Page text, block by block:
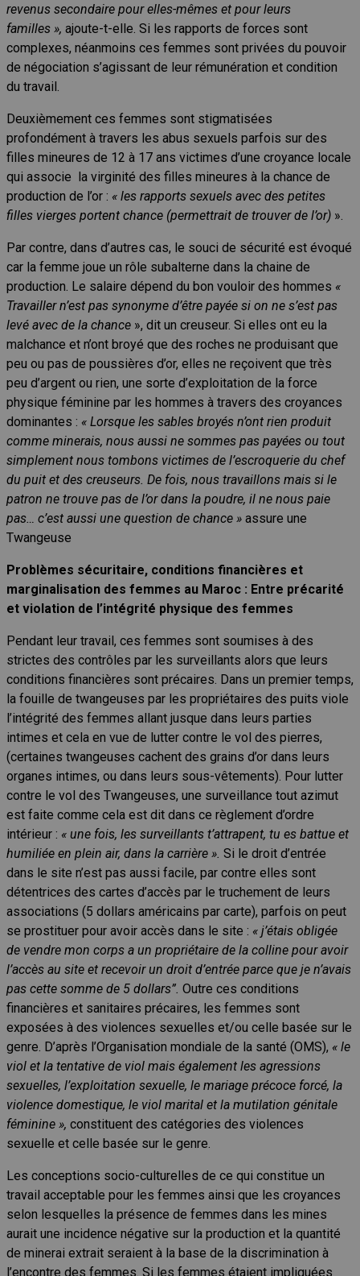
revenus secondaire pour elles-mêmes et pour leurs
familles », ajoute-t-elle. Si les rapports de forces sont
complexes, néanmoins ces femmes sont privées du pouvoir
de négociation s’agissant de leur rémunération et condition
du travail.
Deuxièmement ces femmes sont stigmatisées
profondément à travers les abus sexuels parfois sur des
filles mineures de 12 à 17 ans victimes d’une croyance locale
qui associe la virginité des filles mineures à la chance de
production de l’or : « les rapports sexuels avec des petites
filles vierges portent chance (permettrait de trouver de l’or) ».
Par contre, dans d’autres cas, le souci de sécurité est évoqué
car la femme joue un rôle subalterne dans la chaine de
production. Le salaire dépend du bon vouloir des hommes «
Travailler n’est pas synonyme d’être payée si on ne s’est pas
levé avec de la chance », dit un creuseur. Si elles ont eu la
malchance et n’ont broyé que des roches ne produisant que
peu ou pas de poussières d’or, elles ne reçoivent que très
peu d’argent ou rien, une sorte d’exploitation de la force
physique féminine par les hommes à travers des croyances
dominantes : « Lorsque les sables broyés n’ont rien produit
comme minerais, nous aussi ne sommes pas payées ou tout
simplement nous tombons victimes de l’escroquerie du chef
du puit et des creuseurs. De fois, nous travaillons mais si le
patron ne trouve pas de l’or dans la poudre, il ne nous paie
pas… c’est aussi une question de chance » assure une
Twangeuse
Problèmes sécuritaire, conditions financières et
marginalisation des femmes au Maroc : Entre précarité
et violation de l’intégrité physique des femmes
Pendant leur travail, ces femmes sont soumises à des
strictes des contrôles par les surveillants alors que leurs
conditions financières sont précaires. Dans un premier temps,
la fouille de twangeuses par les propriétaires des puits viole
l’intégrité des femmes allant jusque dans leurs parties
intimes et cela en vue de lutter contre le vol des pierres,
(certaines twangeuses cachent des grains d’or dans leurs
organes intimes, ou dans leurs sous-vêtements). Pour lutter
contre le vol des Twangeuses, une surveillance tout azimut
est faite comme cela est dit dans ce règlement d’ordre
intérieur : « une fois, les surveillants t’attrapent, tu es battue et
humiliée en plein air, dans la carrière ». Si le droit d’entrée
dans le site n’est pas aussi facile, par contre elles sont
détentrices des cartes d’accès par le truchement de leurs
associations (5 dollars américains par carte), parfois on peut
se prostituer pour avoir accès dans le site : « j’étais obligée
de vendre mon corps a un propriétaire de la colline pour avoir
l’accès au site et recevoir un droit d’entrée parce que je n’avais
pas cette somme de 5 dollars”. Outre ces conditions
financières et sanitaires précaires, les femmes sont
exposées à des violences sexuelles et/ou celle basée sur le
genre. D’après l’Organisation mondiale de la santé (OMS), « le
viol et la tentative de viol mais également les agressions
sexuelles, l’exploitation sexuelle, le mariage précoce forcé, la
violence domestique, le viol marital et la mutilation génitale
féminine », constituent des catégories des violences
sexuelle et celle basée sur le genre.
Les conceptions socio-culturelles de ce qui constitue un
travail acceptable pour les femmes ainsi que les croyances
selon lesquelles la présence de femmes dans les mines
aurait une incidence négative sur la production et la quantité
de minerai extrait seraient à la base de la discrimination à
l’encontre des femmes. Si les femmes étaient impliquées